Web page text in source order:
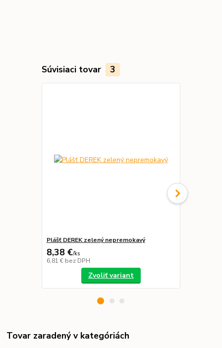
Súvisiaci tovar 3
Plášť DEREK zelený nepremokavý
8,38 €/ks
6,81 € bez DPH
Zvoliť variant
Tovar zaradený v kategóriách